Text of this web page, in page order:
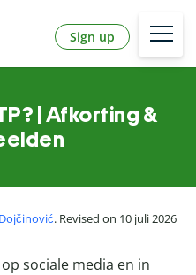
Sign up
| Afkorting &
. Revised on 10 juli 2026
sociale media en in